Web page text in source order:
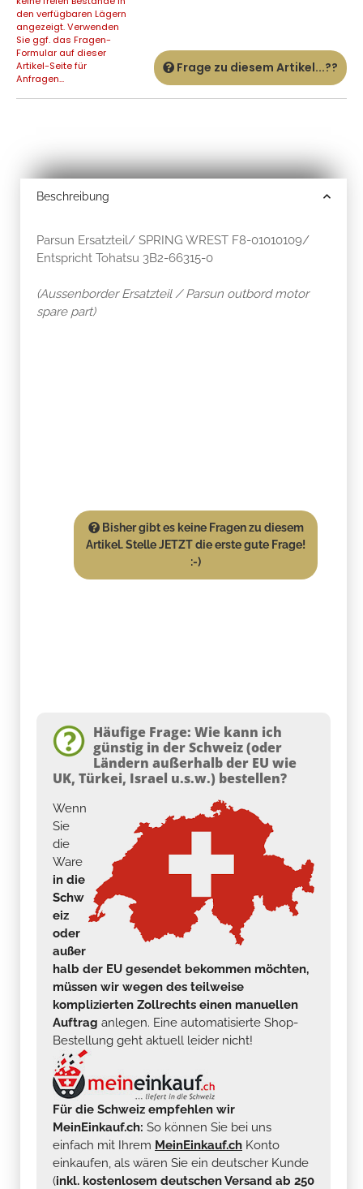
den verfügbaren Lägern
angezeigt. Verwenden
Sie ggf. das Fragen-
Formular auf dieser
Artikel-Seite für
Anfragen...
Frage zu diesem Artikel...??
Beschreibung
Parsun Ersatzteil/ SPRING WREST F8-01010109/
Entspricht Tohatsu 3B2-66315-0
(Aussenborder Ersatzteil / Parsun outbord motor
spare part)
Bisher gibt es keine Fragen zu diesem
Artikel. Stelle JETZT die erste gute Frage!
:-)
Häufige Frage: Wie kann ich
günstig in der Schweiz (oder
Ländern außerhalb der EU wie
UK, Türkei, Israel u.s.w.) bestellen?
Wenn
Sie
die
Ware
in die
Schw
eiz
oder
außer
halb der EU gesendet bekommen möchten,
müssen wir wegen des teilweise
komplizierten Zollrechts einen manuellen
Auftrag anlegen. Eine automatisierte Shop-
Bestellung geht aktuell leider nicht!
Für die Schweiz empfehlen wir
MeinEinkauf.ch: So können Sie bei uns
einfach mit Ihrem MeinEinkauf.ch Konto
einkaufen, als wären Sie ein deutscher Kunde
(inkl. kostenlosem deutschen Versand ab 250